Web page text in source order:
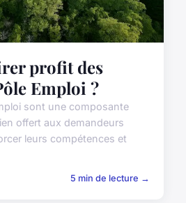
profit des
Emploi ?
sont une composante
offert aux demandeurs
leurs compétences et
5 min de lecture →